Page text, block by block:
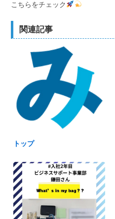
こちらをチェック
関連記事
トップ